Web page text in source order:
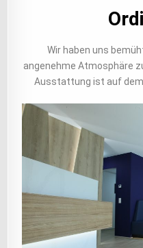
Wir haben uns
angenehme Atmosphäre
Ausstattung ist auf